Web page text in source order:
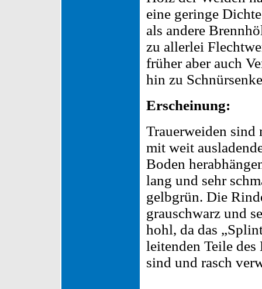
eine geringe
als andere
zu allerlei
früher aber auch
hin zu
Erscheinung:
Trauerweiden sind
mit weit
Boden
lang und sehr
gelbgrün. Die
grauschwarz und
hohl, da das
leitenden Teile
sind und rasch